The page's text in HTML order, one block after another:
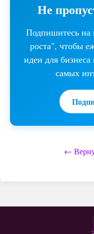
Не
Подпишитесь на
роста", чтобы
идеи для бизнеса
самых
←